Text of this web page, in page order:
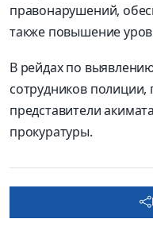
правонарушений,
также повышение
В рейдах по
сотрудников полиции,
представители
прокуратуры.